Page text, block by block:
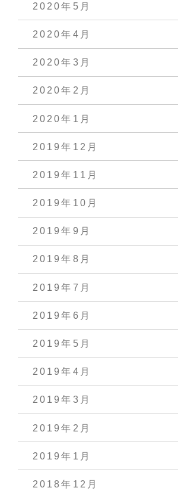
2020年5月
2020年4月
2020年3月
2020年2月
2020年1月
2019年12月
2019年11月
2019年10月
2019年9月
2019年8月
2019年7月
2019年6月
2019年5月
2019年4月
2019年3月
2019年2月
2019年1月
2018年12月